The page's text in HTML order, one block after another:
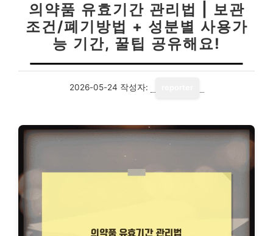
의약품 유효기간 관리법 | 보관
조건/폐기방법 + 성분별 사용가
능 기간, 꿀팁 공유해요!
2026-05-24 작성자: